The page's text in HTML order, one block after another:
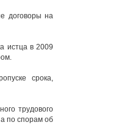
договоры на
истца в 2009
срока,
трудового
по спорам об